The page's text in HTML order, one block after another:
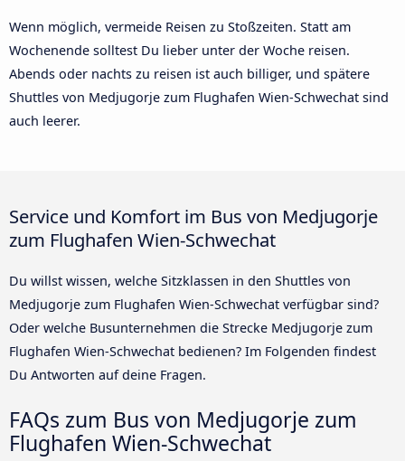
Wenn möglich, vermeide Reisen zu Stoßzeiten. Statt am
Wochenende solltest Du lieber unter der Woche reisen.
Abends oder nachts zu reisen ist auch billiger, und spätere
Shuttles von Medjugorje zum Flughafen Wien-Schwechat sind
auch leerer.
Service und Komfort im Bus von Medjugorje
zum Flughafen Wien-Schwechat
Du willst wissen, welche Sitzklassen in den Shuttles von
Medjugorje zum Flughafen Wien-Schwechat verfügbar sind?
Oder welche Busunternehmen die Strecke Medjugorje zum
Flughafen Wien-Schwechat bedienen? Im Folgenden findest
Du Antworten auf deine Fragen.
FAQs zum Bus von Medjugorje zum
Flughafen Wien-Schwechat